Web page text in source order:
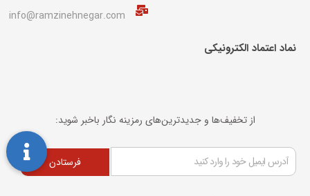
info@ramzinehnegar.com
نماد اعتماد الکترونیکی​
از تخفیف‌ها و جدیدترین‌های رمزینه نگار باخبر شوید:
فرستادن